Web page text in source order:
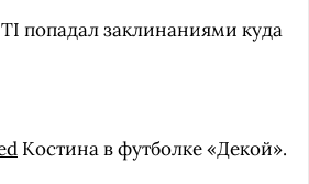
попадал заклинаниями куда
Костина в футболке «Декой».